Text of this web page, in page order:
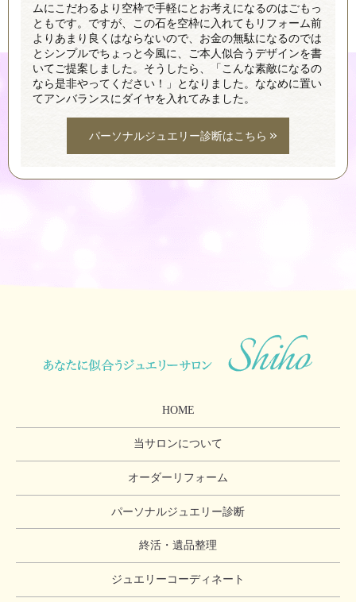
ムにこだわるより空枠で手軽にとお考えになるのはごもっ
ともです。ですが、この石を空枠に入れてもリフォーム前
よりあまり良くはならないので、お金の無駄になるのでは
とシンプルでちょっと今風に、ご本人似合うデザインを書
いてご提案しました。そうしたら、「こんな素敵になるの
なら是非やってください！」となりました。ななめに置い
てアンバランスにダイヤを入れてみました。
パーソナルジュエリー診断はこちら
HOME
当サロンについて
オーダーリフォーム
パーソナルジュエリー診断
終活・遺品整理
ジュエリーコーディネート